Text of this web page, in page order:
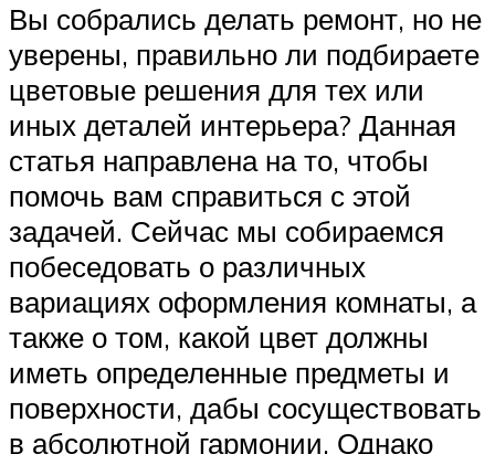
Вы собрались делать ремонт, но не
уверены, правильно ли подбираете
цветовые решения для тех или
иных деталей интерьера? Данная
статья направлена на то, чтобы
помочь вам справиться с этой
задачей. Сейчас мы собираемся
побеседовать о различных
вариациях оформления комнаты, а
также о том, какой цвет должны
иметь определенные предметы и
поверхности, дабы сосуществовать
в абсолютной гармонии. Однако